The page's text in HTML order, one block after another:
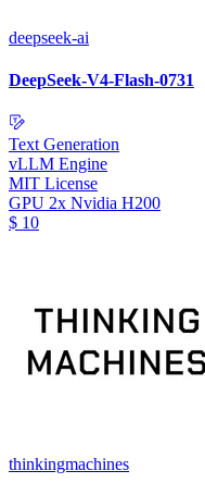
deepseek-ai
DeepSeek-V4-Flash-0731
Text Generation
vLLM Engine
MIT License
GPU 2x Nvidia H200
$ 10
thinkingmachines